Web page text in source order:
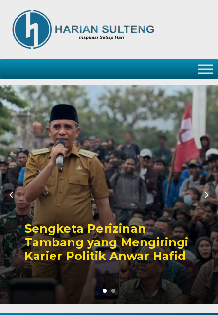
Kesaksian Buruh dan
Potret Buram Industri
Nikel di Morowali